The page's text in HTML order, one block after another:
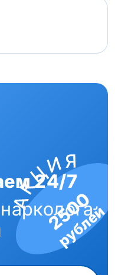
2500
рублей
24/7